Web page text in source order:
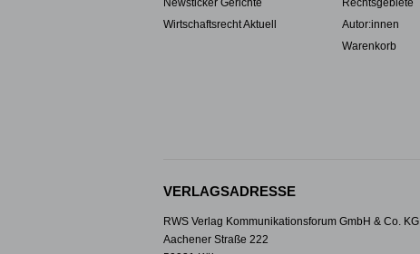
Newsticker Gerichte
Wirtschaftsrecht Aktuell
Rechtsgebiete
Autor:innen
Warenkorb
VERLAGSADRESSE
RWS Verlag Kommunikationsforum GmbH & Co. KG
Aachener Straße 222